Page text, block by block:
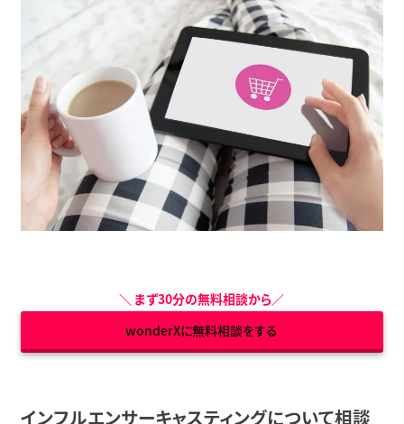
＼ まず30分の無料相談から／
wonderXに無料相談をする
インフルエンサーキャスティングについて相談